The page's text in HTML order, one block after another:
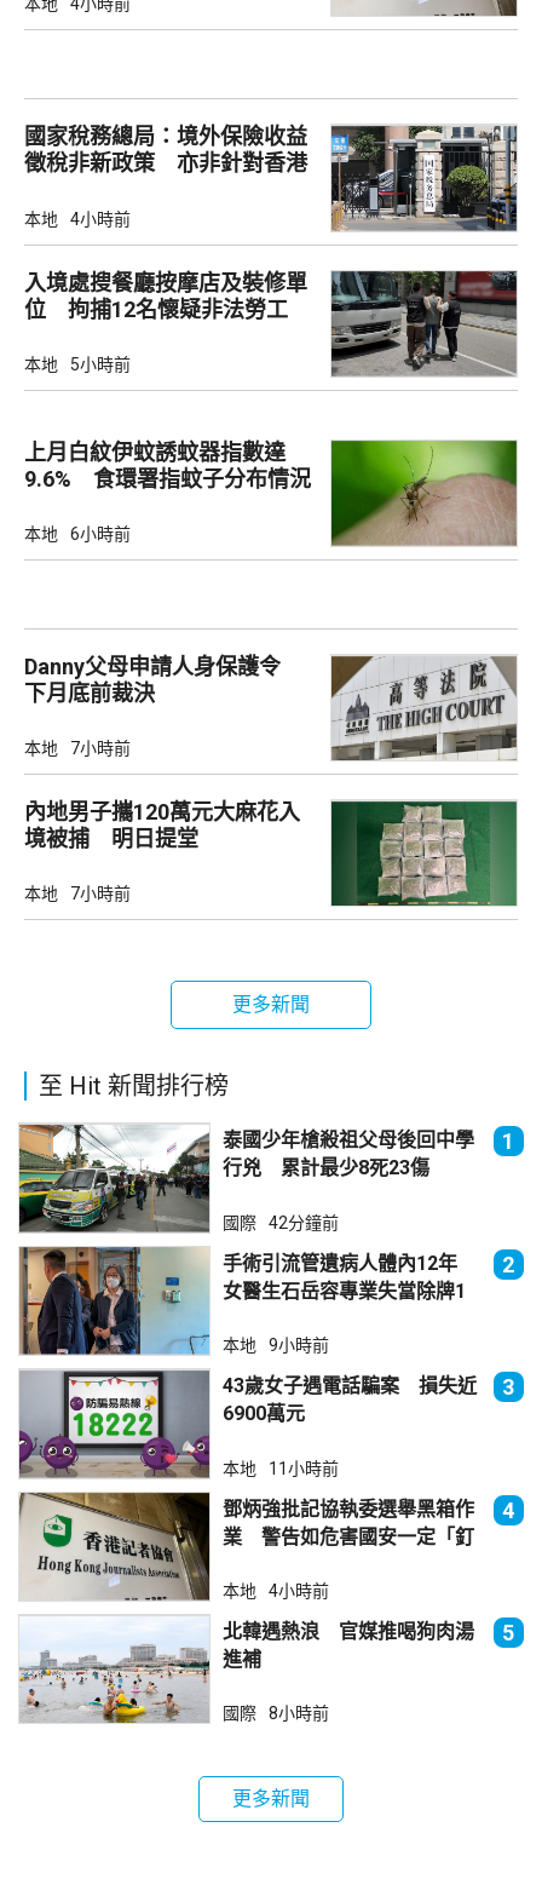
本地 4小時前
國家稅務總局：境外保險收益
徵稅非新政策 亦非針對香港
本地 4小時前
入境處搜餐廳按摩店及裝修單
位 拘捕12名懷疑非法勞工
本地 5小時前
上月白紋伊蚊誘蚊器指數達
9.6% 食環署指蚊子分布情況
本地 6小時前
Danny父母申請人身保護令
下月底前裁決
本地 7小時前
內地男子攜120萬元大麻花入
境被捕 明日提堂
本地 7小時前
更多新聞
至 Hit 新聞排行榜
泰國少年槍殺祖父母後回中學
行兇 累計最少8死23傷
1
國際 42分鐘前
手術引流管遺病人體內12年
女醫生石岳容專業失當除牌1
2
本地 9小時前
43歲女子遇電話騙案 損失近
6900萬元
3
本地 11小時前
鄧炳強批記協執委選舉黑箱作
業 警告如危害國安一定「釘
4
本地 4小時前
北韓遇熱浪 官媒推喝狗肉湯
進補
5
國際 8小時前
更多新聞